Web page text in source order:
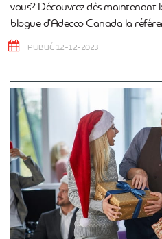
vous? Découvrez dès
blogue d’Adecco Canada la
PUBLIÉ 12-12-2023